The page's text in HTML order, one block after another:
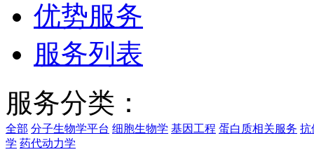
优势服务
服务列表
服务分类：
全部 分子生物学平台 细胞生物学 基因工程 蛋白质相关服务 抗
学 药代动力学